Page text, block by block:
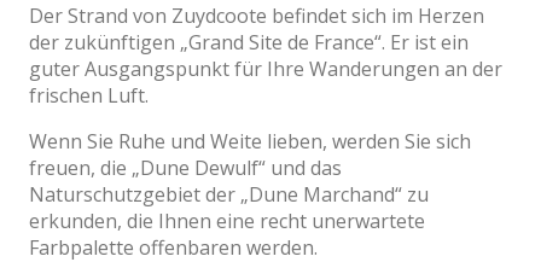
Der Strand von Zuydcoote befindet sich im Herzen
der zukünftigen „Grand Site de France“. Er ist ein
guter Ausgangspunkt für Ihre Wanderungen an der
frischen Luft.
Wenn Sie Ruhe und Weite lieben, werden Sie sich
freuen, die „Dune Dewulf“ und das
Naturschutzgebiet der „Dune Marchand“ zu
erkunden, die Ihnen eine recht unerwartete
Farbpalette offenbaren werden.